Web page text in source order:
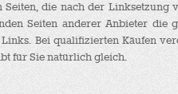
die nach der Linksetzung
Seiten anderer Anbieter die
Bei qualifizierten Käufen
für Sie natürlich gleich.